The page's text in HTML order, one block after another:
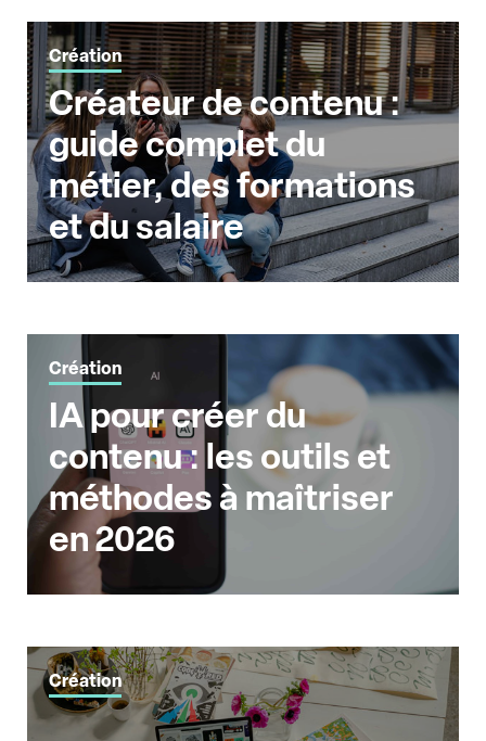
Création
Créateur de contenu :
guide complet du
métier, des formations
et du salaire
Création
IA pour créer du
contenu : les outils et
méthodes à maîtriser
en 2026
Création